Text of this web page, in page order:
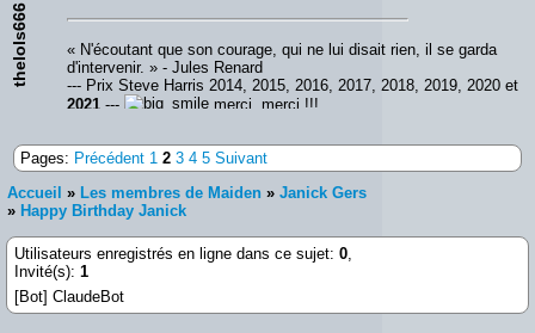
thelols666
« N'écoutant que son courage, qui ne lui disait rien, il se garda
d'intervenir. » - Jules Renard
--- Prix Steve Harris 2014, 2015, 2016, 2017, 2018, 2019, 2020 et
2021 --- merci, merci !!!
Pages: Précédent 1 2 3 4 5 Suivant
Accueil » Les membres de Maiden » Janick Gers
» Happy Birthday Janick
Utilisateurs enregistrés en ligne dans ce sujet: 0
Invité(s): 1
[Bot] ClaudeBot